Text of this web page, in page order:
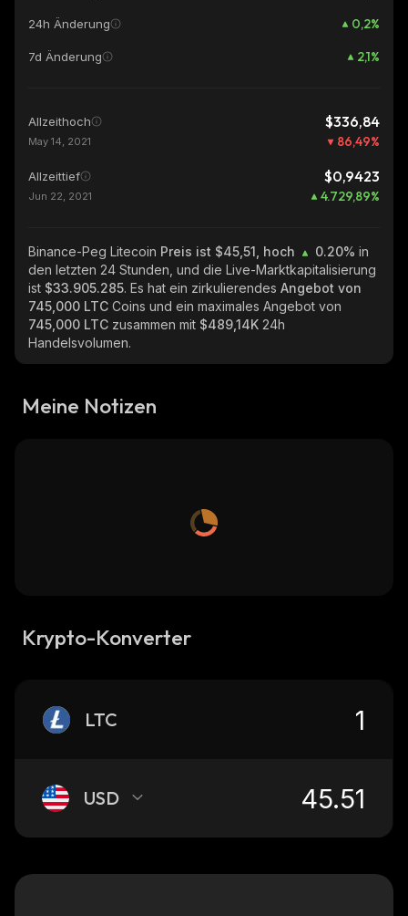
24h Änderung 0,2%
7d Änderung 2,1%
Allzeithoch $336,84
May 14, 2021 86,49%
Allzeittief $0,9423
Jun 22, 2021 4.729,89%
Binance-Peg Litecoin Preis ist $45,51, hoch 0.20% in
den letzten 24 Stunden, und die Live-Marktkapitalisierung
ist $33.905.285. Es hat ein zirkulierendes Angebot von
745,000 LTC Coins und ein maximales Angebot von
745,000 LTC zusammen mit $489,14K 24h
Handelsvolumen.
Meine Notizen
Krypto-Konverter
LTC
USD